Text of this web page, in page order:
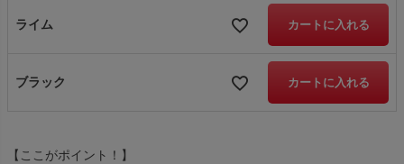
ライム カートに入れる
ブラック カートに入れる
【ここがポイント！】